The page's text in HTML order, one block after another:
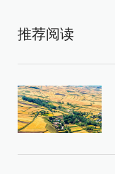
推荐阅读